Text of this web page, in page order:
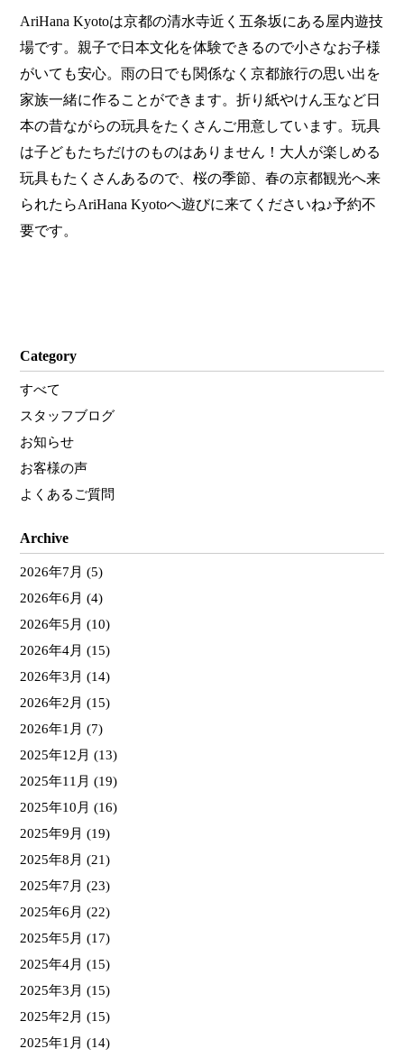
AriHana Kyotoは京都の清水寺近く五条坂にある屋内遊技
場です。親子で日本文化を体験できるので小さなお子様
がいても安心。雨の日でも関係なく京都旅行の思い出を
家族一緒に作ることができます。折り紙やけん玉など日
本の昔ながらの玩具をたくさんご用意しています。玩具
は子どもたちだけのものはありません！大人が楽しめる
玩具もたくさんあるので、桜の季節、春の京都観光へ来
られたらAriHana Kyotoへ遊びに来てくださいね♪予約不
要です。
Category
すべて
スタッフブログ
お知らせ
お客様の声
よくあるご質問
Archive
2026年7月 (5)
2026年6月 (4)
2026年5月 (10)
2026年4月 (15)
2026年3月 (14)
2026年2月 (15)
2026年1月 (7)
2025年12月 (13)
2025年11月 (19)
2025年10月 (16)
2025年9月 (19)
2025年8月 (21)
2025年7月 (23)
2025年6月 (22)
2025年5月 (17)
2025年4月 (15)
2025年3月 (15)
2025年2月 (15)
2025年1月 (14)